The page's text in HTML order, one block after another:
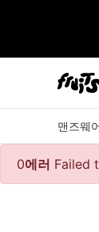
맨즈웨
0에러 Failed